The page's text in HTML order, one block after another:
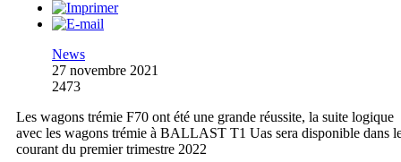
News
27 novembre 2021
2473
Les wagons trémie F70 ont été une grande réussite, la suite logique
avec les wagons trémie à BALLAST T1 Uas sera disponible dans
courant du premier trimestre 2022